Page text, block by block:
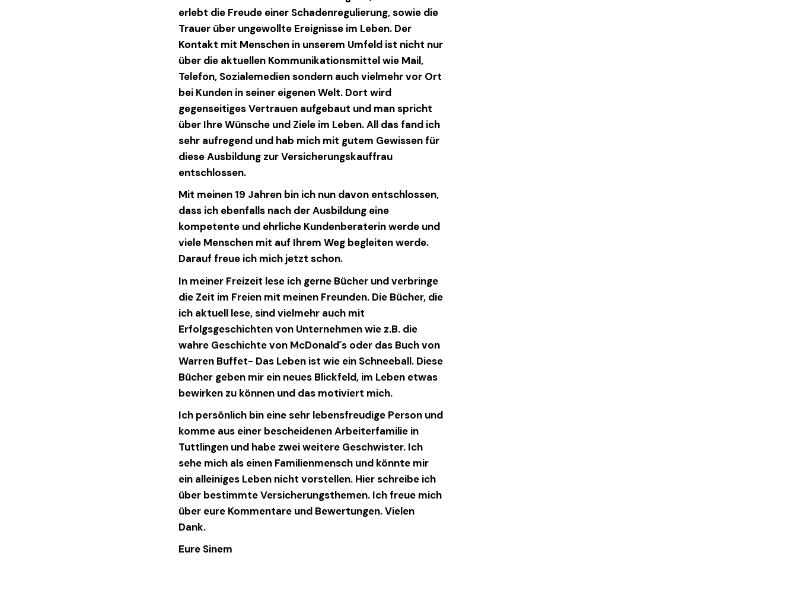
erlebt die Freude einer Schadenregulierung, sowie die
Trauer über ungewollte Ereignisse im Leben. Der
Kontakt mit Menschen in unserem Umfeld ist nicht nur
über die aktuellen Kommunikationsmittel wie Mail,
Telefon, Sozialemedien sondern auch vielmehr vor Ort
bei Kunden in seiner eigenen Welt. Dort wird
gegenseitiges Vertrauen aufgebaut und man spricht
über Ihre Wünsche und Ziele im Leben. All das fand ich
sehr aufregend und hab mich mit gutem Gewissen für
diese Ausbildung zur Versicherungskauffrau
entschlossen.
Mit meinen 19 Jahren bin ich nun davon entschlossen,
dass ich ebenfalls nach der Ausbildung eine
kompetente und ehrliche Kundenberaterin werde und
viele Menschen mit auf Ihrem Weg begleiten werde.
Darauf freue ich mich jetzt schon.
In meiner Freizeit lese ich gerne Bücher und verbringe
die Zeit im Freien mit meinen Freunden. Die Bücher, die
ich aktuell lese, sind vielmehr auch mit
Erfolgsgeschichten von Unternehmen wie z.B. die
wahre Geschichte von McDonald´s oder das Buch von
Warren Buffet- Das Leben ist wie ein Schneeball. Diese
Bücher geben mir ein neues Blickfeld, im Leben etwas
bewirken zu können und das motiviert mich.
Ich persönlich bin eine sehr lebensfreudige Person und
komme aus einer bescheidenen Arbeiterfamilie in
Tuttlingen und habe zwei weitere Geschwister. Ich
sehe mich als einen Familienmensch und könnte mir
ein alleiniges Leben nicht vorstellen. Hier schreibe ich
über bestimmte Versicherungsthemen. Ich freue mich
über eure Kommentare und Bewertungen. Vielen
Dank.
Eure Sinem